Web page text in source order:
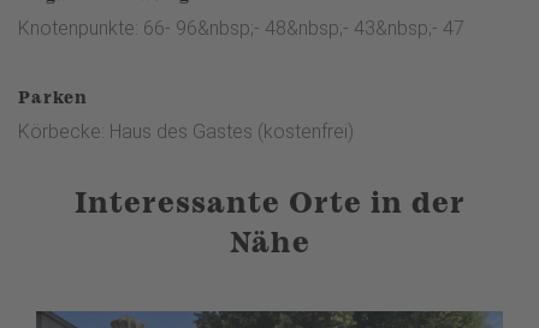
Knotenpunkte: 66- 96&nbsp;- 48&nbsp;- 43&nbsp;- 47
Parken
Körbecke: Haus des Gastes (kostenfrei)
Interessante Orte in der
Nähe